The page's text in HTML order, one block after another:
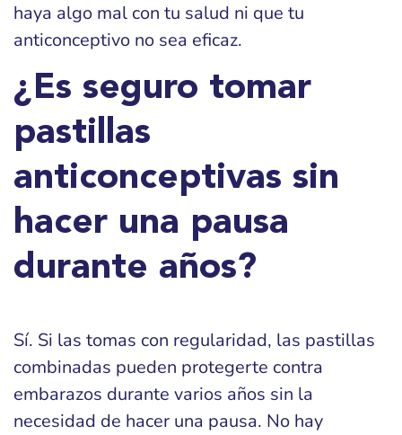
haya algo mal con tu salud ni que tu
anticonceptivo no sea eficaz.
¿Es seguro tomar
pastillas
anticonceptivas sin
hacer una pausa
durante años?
Sí. Si las tomas con regularidad, las pastillas
combinadas pueden protegerte contra
embarazos durante varios años sin la
necesidad de hacer una pausa. No hay